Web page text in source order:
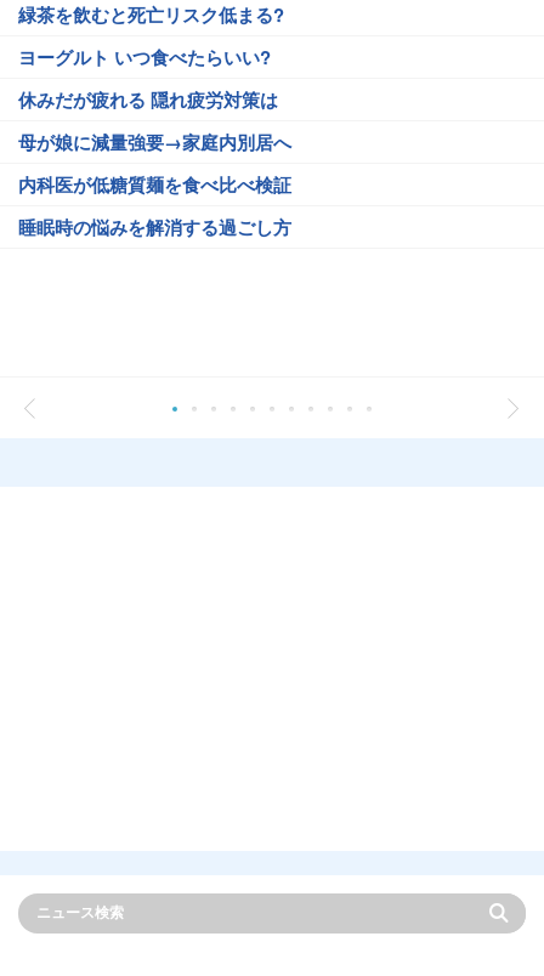
緑茶を飲むと死亡リスク低まる?
ヨーグルト いつ食べたらいい?
休みだが疲れる 隠れ疲労対策は
母が娘に減量強要→家庭内別居へ
内科医が低糖質麺を食べ比べ検証
睡眠時の悩みを解消する過ごし方